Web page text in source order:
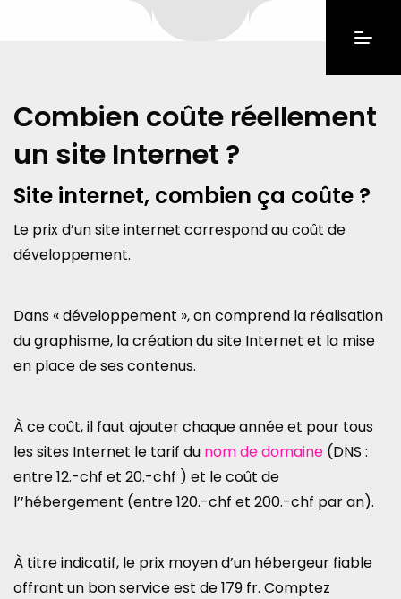
Combien coûte réellement
un site Internet ?
Site internet, combien ça coûte ?
Le prix d’un site internet correspond au coût de
développement.
Dans « développement », on comprend la réalisation
du graphisme, la création du site Internet et la mise
en place de ses contenus.
À ce coût, il faut ajouter chaque année et pour tous
les sites Internet le tarif du nom de domaine (DNS :
entre 12.-chf et 20.-chf ) et le coût de
l’’hébergement (entre 120.-chf et 200.-chf par an).
À titre indicatif, le prix moyen d’un hébergeur fiable
offrant un bon service est de 179 fr. Comptez